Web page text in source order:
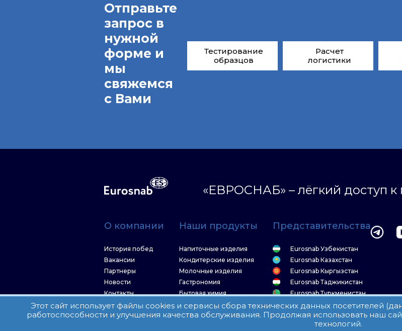
Отправьте
запрос в
нужной
форме и
мы
свяжемся
с Вами
Тестирование
образцов
Расчет
логистики
«ЕВРОСНАБ» – лёгкий доступ к
О компании
История побед
Вакансии
Партнеры
Новости
Контакты
Наши продукты
Напиточные изделия
Кондитерские изделия
Молочные изделия
Гастрономия
Бытовая химия
Рыбные корма
Представительства
Eurosnab Узбекистан
Eurosnab Казахстан
Eurosnab Кыргызстан
Eurosnab Таджикистан
Eurosnab Туркменистан
Этот сайт использует файлы cookies и сервисы сбора технических данных посетителей
работоспособности и улучшения качества обслуживания. Продолжая использовать наш
технологий.